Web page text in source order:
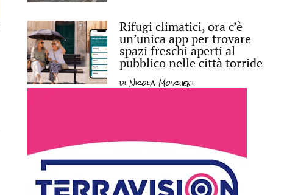
Rifugi climatici, ora c’è
un’unica app per trovare
spazi freschi aperti al
pubblico nelle città torride
diNicola Moscheni